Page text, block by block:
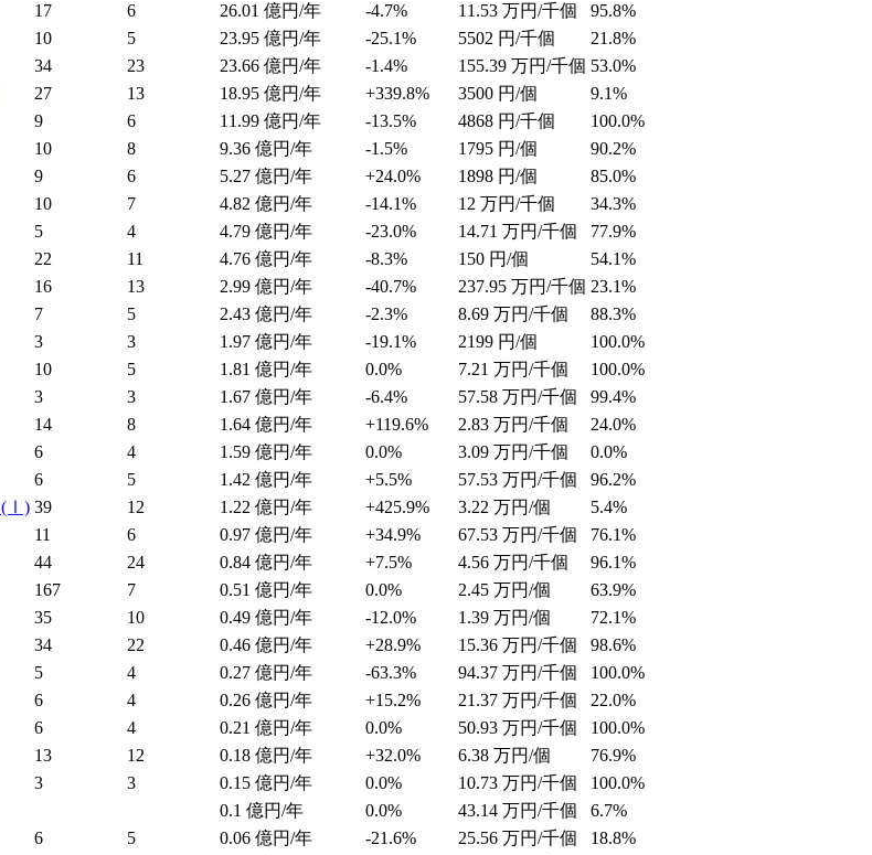
17 6 26.01 億円/年 -4.7% 11.53 万円/千個
95.8%
10 5 23.95 億円/年 -25.1% 5502 円/千個
21.8%
34 23 23.66 億円/年 -1.4% 155.39 万円/千個 53.0%
27 13 18.95 億円/年 +339.8% 3500 円/個
9.1%
9 6 11.99 億円/年 -13.5% 4868 円/千個
100.0%
10 8 9.36 億円/年 -1.5% 1795 円/個
90.2%
9 6 5.27 億円/年 +24.0% 1898 円/個
85.0%
10 7 4.82 億円/年 -14.1% 12 万円/千個
34.3%
5 4 4.79 億円/年 -23.0% 14.71 万円/千個
77.9%
22 11 4.76 億円/年 -8.3% 150 円/個
54.1%
16 13 2.99 億円/年 -40.7% 237.95 万円/千個 23.1%
7 5 2.43 億円/年 -2.3% 8.69 万円/千個
88.3%
3 3 1.97 億円/年 -19.1% 2199 円/個
100.0%
10 5 1.81 億円/年 0.0% 7.21 万円/千個
100.0%
3 3 1.67 億円/年 -6.4% 57.58 万円/千個
99.4%
14 8 1.64 億円/年 +119.6% 2.83 万円/千個
24.0%
6 4 1.59 億円/年 0.0% 3.09 万円/千個
0.0%
6 5 1.42 億円/年 +5.5% 57.53 万円/千個
96.2%
(Ⅰ) 39 12 1.22 億円/年 +425.9% 3.22 万円/個
5.4%
11 6 0.97 億円/年 +34.9% 67.53 万円/千個
76.1%
44 24 0.84 億円/年 +7.5% 4.56 万円/千個
96.1%
167 7 0.51 億円/年 0.0% 2.45 万円/個
63.9%
35 10 0.49 億円/年 -12.0% 1.39 万円/個
72.1%
34 22 0.46 億円/年 +28.9% 15.36 万円/千個
98.6%
5 4 0.27 億円/年 -63.3% 94.37 万円/千個
100.0%
6 4 0.26 億円/年 +15.2% 21.37 万円/千個
22.0%
6 4 0.21 億円/年 0.0% 50.93 万円/千個
100.0%
13 12 0.18 億円/年 +32.0% 6.38 万円/個
76.9%
3 3 0.15 億円/年 0.0% 10.73 万円/千個
100.0%
0.1 億円/年 0.0% 43.14 万円/千個
6.7%
6 5 0.06 億円/年 -21.6% 25.56 万円/千個
18.8%